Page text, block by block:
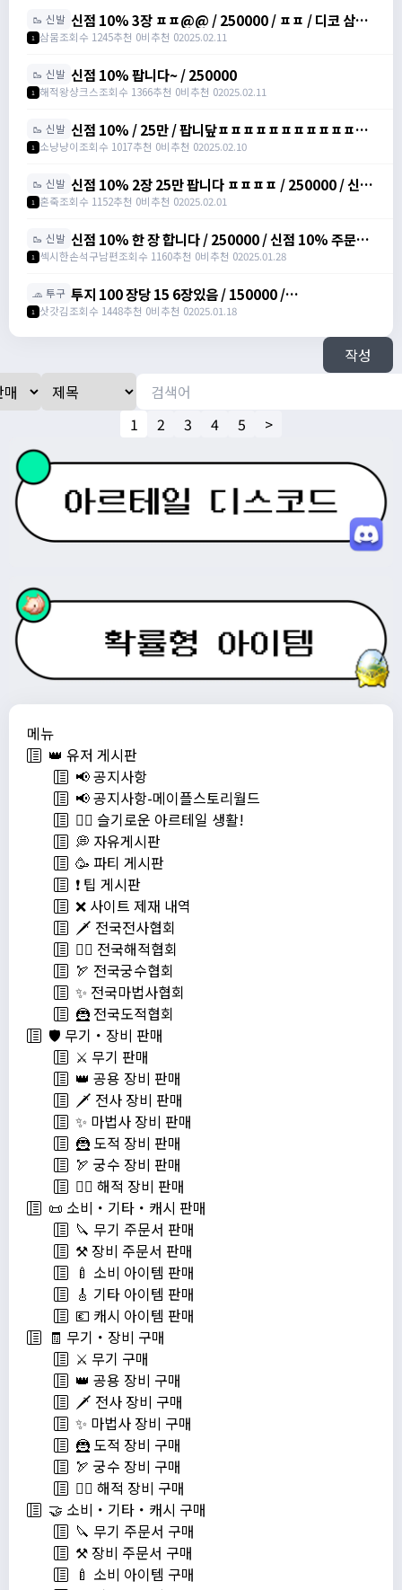
메뉴
👑 유저 게시판
📢 공지사항
📢 공지사항-메이플스토리월드
💁‍♂ 슬기로운 아르테일 생활!
💭 자유게시판
🥳 파티 게시판
❗️ 팁 게시판
❌ 사이트 제재 내역
🗡️ 전국전사협회
🏴‍☠️ 전국해적협회
🏹 전국궁수협회
✨ 전국마법사협회
🦹 전국도적협회
🛡️ 무기・장비 판매
⚔️ 무기 판매
👑 공용 장비 판매
🗡️ 전사 장비 판매
✨ 마법사 장비 판매
🦹 도적 장비 판매
🏹 궁수 장비 판매
🏴‍☠️ 해적 장비 판매
📜 소비・기타・캐시 판매
🔪 무기 주문서 판매
⚒️ 장비 주문서 판매
🍼 소비 아이템 판매
🎸 기타 아이템 판매
💶 캐시 아이템 판매
🧾 무기・장비 구매
⚔️ 무기 구매
👑 공용 장비 구매
🗡️ 전사 장비 구매
✨ 마법사 장비 구매
🦹 도적 장비 구매
🏹 궁수 장비 구매
🏴‍☠️ 해적 장비 구매
🤝 소비・기타・캐시 구매
🔪 무기 주문서 구매
⚒️ 장비 주문서 구매
🍼 소비 아이템 구매
🥾 신발 신점 10% 3장 ㅍㅍ@@ / 250000 / ㅍㅍ / 디코 삼뭄
#3153 추가 메세지 주세여
1 삼뭄조회수 1245추천 0비추천 02025.02.11
🥾 신발 신점 10% 팝니다~ / 250000
1 해적왕샹크스조회수 1366추천 0비추천 02025.02.11
🥾 신발 신점 10% / 25만 / 팝니닾ㅍㅍㅍㅍㅍㅍㅍㅍㅍㅍㅍㅍ
/ https://open.kakao.com/o/sbuYXofh
1 소냥냥이조회수 1017추천 0비추천 02025.02.10
🥾 신발 신점 10% 2장 25만 팝니다 ㅍㅍㅍㅍ / 250000 / 신발
점프 주문서 10%, 총 2장 /
1 혼죽조회수 1152추천 0비추천 02025.02.01
🥾 신발 신점 10% 한 장 합니다 / 250000 / 신점 10% 주문서
팝니다 / https://open.kakao.com/o/srgUnZch
1 섹시한손석구남편조회수 1160추천 0비추천 02025.01.28
🧢 투구 투지 100 장당 15 6장있음 / 150000 /
https://open.kakao.com/o/szVItdbh
1 삿갓김조회수 1448추천 0비추천 02025.01.18
작성
1 2 3 4 5 >